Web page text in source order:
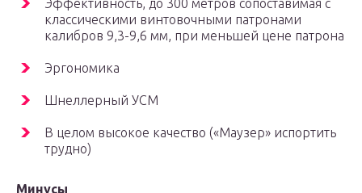
Эффективность, до 300 метров сопоставимая с
классическими винтовочными патронами
калибров 9,3-9,6 мм, при меньшей цене патрона
Эргономика
Шнеллерный УСМ
В целом высокое качество («Маузер» испортить
трудно)
Минусы